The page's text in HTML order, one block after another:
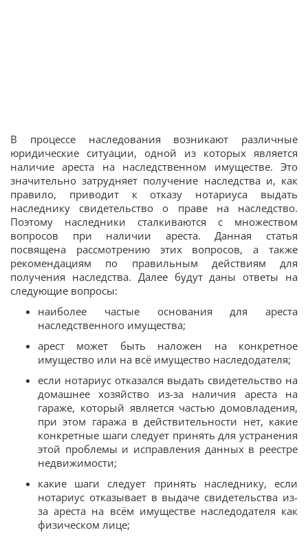
В процессе наследования возникают различные
юридические ситуации, одной из которых является
наличие ареста на наследственном имуществе. Это
значительно затрудняет получение наследства и, как
правило, приводит к отказу нотариуса выдать
наследнику свидетельство о праве на наследство.
Поэтому наследники сталкиваются с множеством
вопросов при наличии ареста. Данная статья
посвящена рассмотрению этих вопросов, а также
рекомендациям по правильным действиям для
получения наследства. Далее будут даны ответы на
следующие вопросы:
наиболее частые основания для ареста
наследственного имущества;
арест может быть наложен на конкретное
имущество или на всё имущество наследодателя;
если нотариус отказался выдать свидетельство на
домашнее хозяйство из-за наличия ареста на
гараже, который является частью домовладения,
при этом гаража в действительности нет, какие
конкретные шаги следует принять для устранения
этой проблемы и исправления данных в реестре
недвижимости;
какие шаги следует принять наследнику, если
нотариус отказывает в выдаче свидетельства из-
за ареста на всём имуществе наследодателя как
физическом лице;